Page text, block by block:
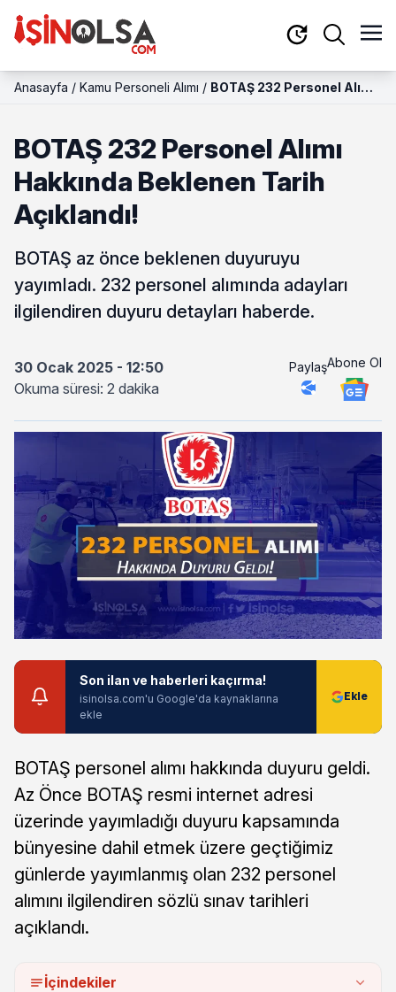
Anasayfa / Kamu Personeli Alımı / BOTAŞ 232 Personel Alımı
BOTAŞ 232 Personel Alımı
Hakkında Beklenen Tarih
Açıklandı!
BOTAŞ az önce beklenen duyuruyu
yayımladı. 232 personel alımında adayları
ilgilendiren duyuru detayları haberde.
30 Ocak 2025 - 12:50
Okuma süresi: 2 dakika
PaylaşAbone Ol
Son ilan ve haberleri kaçırma!
isinolsa.com'u Google'da kaynaklarına
ekle
BOTAŞ personel alımı hakkında duyuru geldi.
Az Önce BOTAŞ resmi internet adresi
üzerinde yayımladığı duyuru kapsamında
bünyesine dahil etmek üzere geçtiğimiz
günlerde yayımlanmış olan 232 personel
alımını ilgilendiren sözlü sınav tarihleri
açıklandı.
İçindekiler